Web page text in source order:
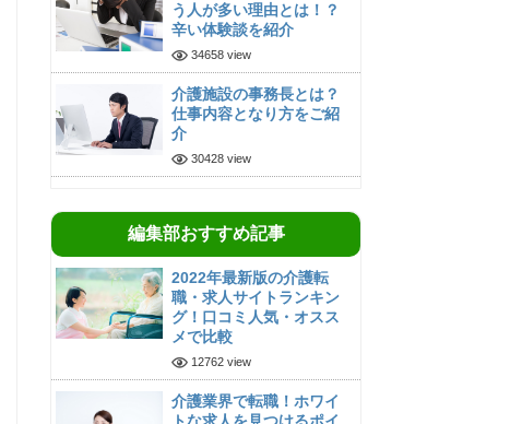
う人が多い理由とは！？
辛い体験談を紹介
34658 view
介護施設の事務長とは？
仕事内容となり方をご紹
介
30428 view
編集部おすすめ記事
2022年最新版の介護転
職・求人サイトランキン
グ！口コミ人気・オスス
メで比較
12762 view
介護業界で転職！ホワイ